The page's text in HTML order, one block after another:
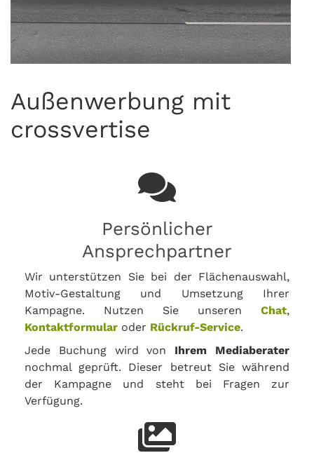
Außenwerbung mit
crossvertise
Persönlicher
Ansprechpartner
Wir unterstützen Sie bei der Flächenauswahl,
Motiv-Gestaltung und Umsetzung Ihrer
Kampagne. Nutzen Sie unseren Chat,
Kontaktformular oder Rückruf-Service.
Jede Buchung wird von Ihrem Mediaberater
nochmal geprüft. Dieser betreut Sie während
der Kampagne und steht bei Fragen zur
Verfügung.